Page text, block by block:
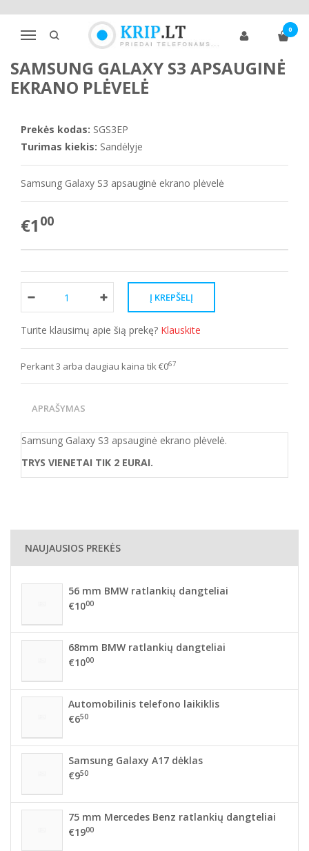
Navigacija
0
Pagrindinis Telefono ekrano apsaugos Samsung
S klasė
Samsung Galaxy S3 apsauginė ekrano plėvelė
SAMSUNG GALAXY S3 APSAUGINĖ
EKRANO PLĖVELĖ
Prekės kodas: SGS3EP
Turimas kiekis: Sandėlyje
Samsung Galaxy S3 apsauginė ekrano plėvelė
€1 00
Turite klausimų apie šią prekę? Klauskite
Perkant 3 arba daugiau kaina tik €067
APRAŠYMAS
Samsung Galaxy S3 apsauginė ekrano plėvelė.
TRYS VIENETAI TIK 2 EURAI.
NAUJAUSIOS PREKĖS
56 mm BMW ratlankių dangteliai
€1000
68mm BMW ratlankių dangteliai
€1000
Automobilinis telefono laikiklis
€650
Samsung Galaxy A17 dėklas
€950
75 mm Mercedes Benz ratlankių dangteliai
€1900